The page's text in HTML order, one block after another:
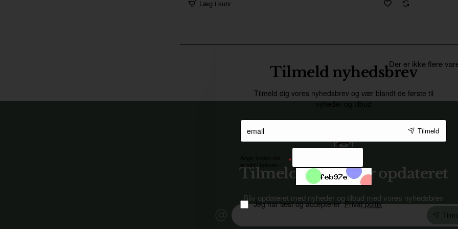
Tilmeld nyhedsbrev
Tilmeld dig vores nyhedsbrev og vær blandt de første til
nyheder og tilbud
email
Tilmeld
Jeg har læst og accepterer Privat poltik
Læg i kurv
Der er ikke flere
Tilmeld dig og vær opdateret
Bliv opdateret med nyheder og tilbud med vores nyhedsbrev
Indtast
email